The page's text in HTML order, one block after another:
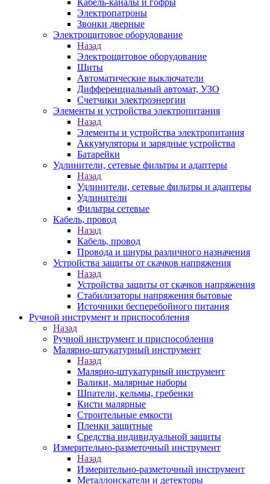
Кабель-каналы и гофры
Электропатроны
Звонки дверные
Электрощитовое оборудование
Назад
Электрощитовое оборудование
Щиты
Автоматические выключатели
Дифференциальный автомат, УЗО
Счетчики электроэнергии
Элементы и устройства электропитания
Назад
Элементы и устройства электропитания
Аккумуляторы и зарядные устройства
Батарейки
Удлинители, сетевые фильтры и адаптеры
Назад
Удлинители, сетевые фильтры и адаптеры
Удлинители
Фильтры сетевые
Кабель, провод
Назад
Кабель, провод
Провода и шнуры различного назначения
Устройства защиты от скачков напряжения
Назад
Устройства защиты от скачков напряжения
Стабилизаторы напряжения бытовые
Источники бесперебойного питания
Ручной инструмент и приспособления
Назад
Ручной инструмент и приспособления
Малярно-штукатурный инструмент
Назад
Малярно-штукатурный инструмент
Валики, малярные наборы
Шпатели, кельмы, гребенки
Кисти малярные
Строительные емкости
Пленки защитные
Средства индивидуальной защиты
Измерительно-разметочный инструмент
Назад
Измерительно-разметочный инструмент
Металлоискатели и детекторы